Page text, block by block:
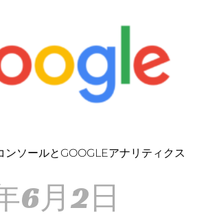
ンソールとGOOGLEアナリティクス
6月2日